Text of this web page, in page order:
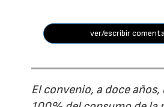
ver/escribir
El convenio, a doce